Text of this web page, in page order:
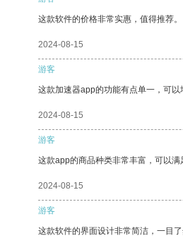
这款软件的价格非常实惠，值得推荐。
2024-08-15
游客
这款加速器app的功能有点单一，可
2024-08-15
游客
这款app的商品种类非常丰富，可以满
2024-08-15
游客
这款软件的界面设计非常简洁，一目了